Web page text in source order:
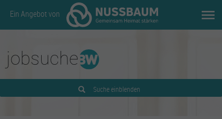
Ein Angebot von
Suche einblenden